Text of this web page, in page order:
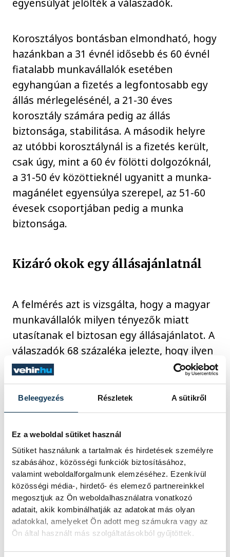
Beleegyezés Részletek A sütikről
Ez a weboldal sütiket használ
Sütiket használunk a tartalmak és hirdetések személyre
szabásához, közösségi funkciók biztosításához,
valamint weboldalforgalmunk elemzéséhez. Ezenkívül
közösségi média-, hirdető- és elemező partnereinkkel
megosztjuk az Ön weboldalhasználatra vonatkozó
adatait, akik kombinálhatják az adatokat más olyan
adatokkal, amelyeket Ön adott meg számukra vagy az
Ön által használt más szolgáltatásokból gyűjtöttek.
egyensúlyát jelölték a válaszadók.
Korosztályos bontásban elmondható, hogy
hazánkban a 31 évnél idősebb és 60 évnél
fiatalabb munkavállalók esetében
egyhangúan a fizetés a legfontosabb egy
állás mérlegelésénél, a 21-30 éves
korosztály számára pedig az állás
biztonsága, stabilitása. A második helyre
az utóbbi korosztálynál is a fizetés került,
csak úgy, mint a 60 év fölötti dolgozóknál,
a 31-50 év közöttieknél ugyanitt a munka-
magánélet egyensúlya szerepel, az 51-60
évesek csoportjában pedig a munka
biztonsága.
Kizáró okok egy állásajánlatnál
A felmérés azt is vizsgálta, hogy a magyar
munkavállalók milyen tényezők miatt
utasítanak el biztosan egy állásajánlatot. A
válaszadók 68 százaléka jelezte, hogy ilyen
faktor számára a negatív benyomás egy
állásinterjú során, 43 százalék esetében a
toborzási folyamat alatt szerzett rossz
tapasztalat lehet döntő, a harmadik
leggyakrabban jelölt válasz pedig a cég
„Ahogy a felmérés is rámutat, a kiválasztási
folyamat minősége meghatározó egy új
jelölt sikeres felvételekor. Gyakran hiába
biztosít egy munkaadó megfelelő bérezést,
jó munkakörnyezetet vagy tesz lépéseket a